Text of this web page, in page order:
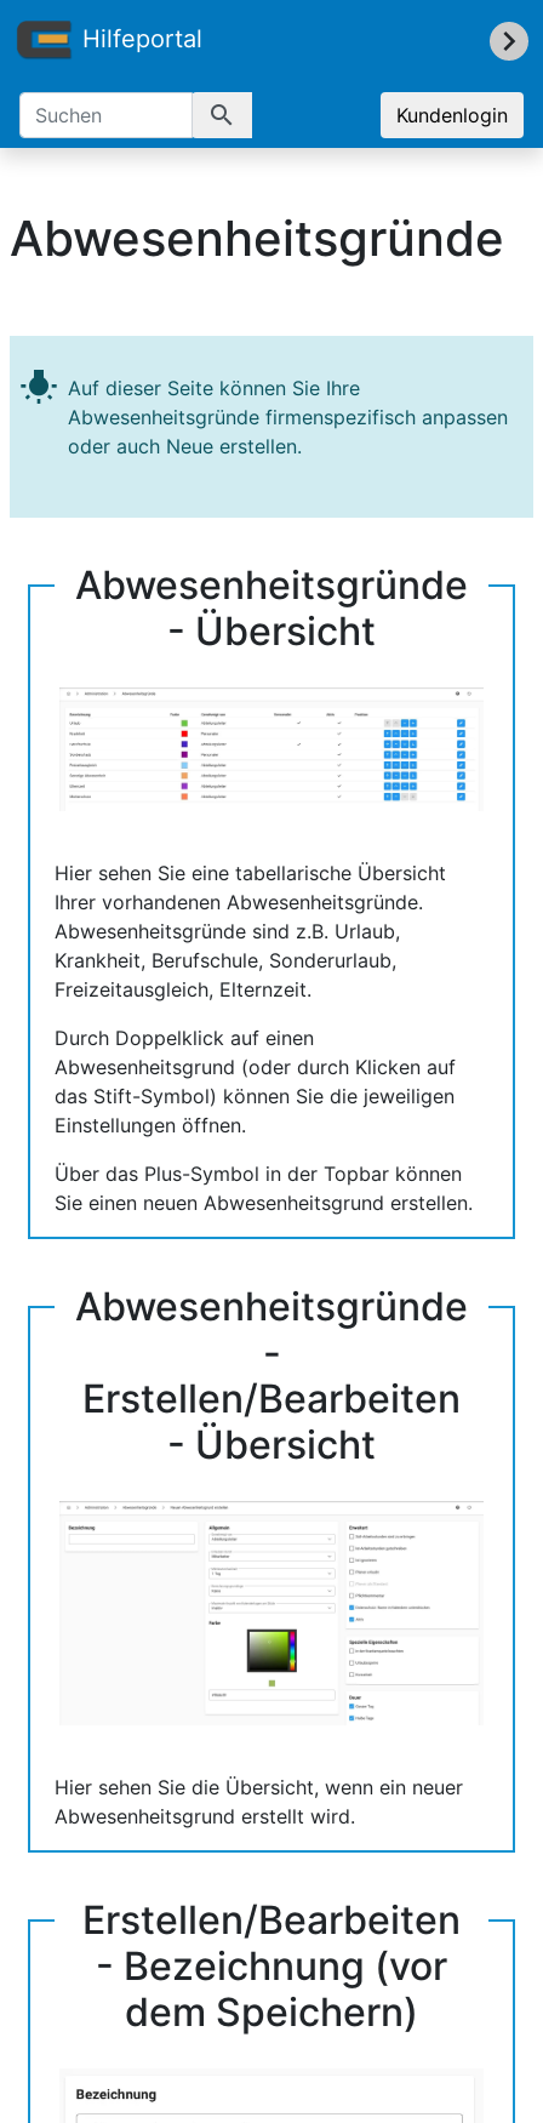
Hilfeportal
search Kundenlogin
Abwesenheitsgründe
wb_incandescent Auf dieser Seite können Sie Ihre
Abwesenheitsgründe firmenspezifisch anpassen
oder auch Neue erstellen.
Abwesenheitsgründe
- Übersicht
Hier sehen Sie eine tabellarische Übersicht
Ihrer vorhandenen Abwesenheitsgründe.
Abwesenheitsgründe sind z.B. Urlaub,
Krankheit, Berufschule, Sonderurlaub,
Freizeitausgleich, Elternzeit.
Durch Doppelklick auf einen
Abwesenheitsgrund (oder durch Klicken auf
das Stift-Symbol) können Sie die jeweiligen
Einstellungen öffnen.
Über das Plus-Symbol in der Topbar können
Sie einen neuen Abwesenheitsgrund erstellen.
Abwesenheitsgründe
-
Erstellen/Bearbeiten
- Übersicht
Hier sehen Sie die Übersicht, wenn ein neuer
Abwesenheitsgrund erstellt wird.
Erstellen/Bearbeiten
- Bezeichnung (vor
dem Speichern)